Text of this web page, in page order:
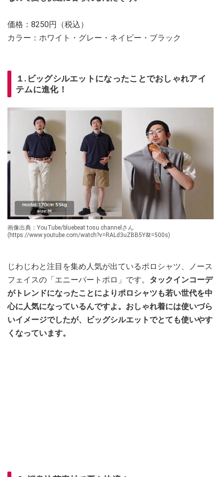
価格：8250円（税込）
カラー：ホワイト・グレー・ネイビー・ブラック
１.ビッグシルエットになったことでおしゃれアイ
テムに進化！
画像出典：YouTube/bluebeat tosu channelさん
(https://www.youtube.com/watch?v=RALd3uZBB5Y&t=500s)
じわじわと注目を集め人気が出ているポロシャツ、ノース
フェイスの「エニーパートポロ」です。 タックインコーデ
がトレンドになったことによりポロシャツも若い世代を中
心に人気になっているんですよ。おしゃれ着には使いづら
いイメージでしたが、ビッグシルエットでとても使いやす
くなっています。